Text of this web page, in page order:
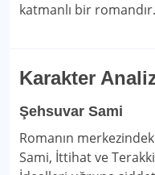
katmanlı bir romandır.
Karakter
Şehsuvar Sami
Romanın
Sami, İttihat ve